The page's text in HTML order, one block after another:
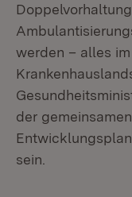
werden – alles
der
sein.